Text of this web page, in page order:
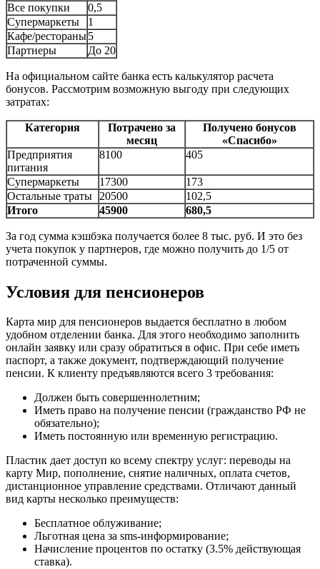
Все покупки
0,5
Супермаркеты
1
Кафе/рестораны5
Партнеры
До 20
На официальном сайте банка есть калькулятор расчета
бонусов. Рассмотрим возможную выгоду при следующих
затратах:
Категория
Потрачено за
месяц
Получено бонусов
«Спасибо»
Предприятия
питания
8100 405
Супермаркеты 17300
173
Остальные траты
20500
102,5
Итого
45900 680,5
За год сумма кэшбэка получается более 8 тыс. руб. И это без
учета покупок у партнеров, где можно получить до 1/5 от
потраченной суммы.
Условия для пенсионеров
Карта мир для пенсионеров выдается бесплатно в любом
удобном отделении банка. Для этого необходимо заполнить
онлайн заявку или сразу обратиться в офис. При себе иметь
паспорт, а также документ, подтверждающий получение
пенсии. К клиенту предъявляются всего 3 требования:
Должен быть совершеннолетним;
Иметь право на получение пенсии (гражданство РФ не
обязательно);
Иметь постоянную или временную регистрацию.
Пластик дает доступ ко всему спектру услуг: переводы на
карту Мир, пополнение, снятие наличных, оплата счетов,
дистанционное управление средствами. Отличают данный
вид карты несколько преимуществ:
Бесплатное облуживание;
Льготная цена за sms-информирование;
Начисление процентов по остатку (3.5% действующая
ставка).